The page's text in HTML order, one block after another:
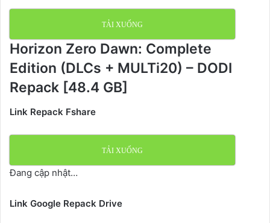
TẢI XUỐNG
Horizon Zero Dawn: Complete
Edition (DLCs + MULTi20) – DODI
Repack [48.4 GB]
Link Repack Fshare
TẢI XUỐNG
Đang cập nhật…
Link Google Repack Drive